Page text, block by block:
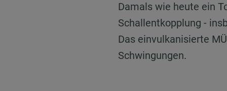
Damals wie heute ein
Schallentkopplung -
Das einvulkanisierte
Schwingungen.